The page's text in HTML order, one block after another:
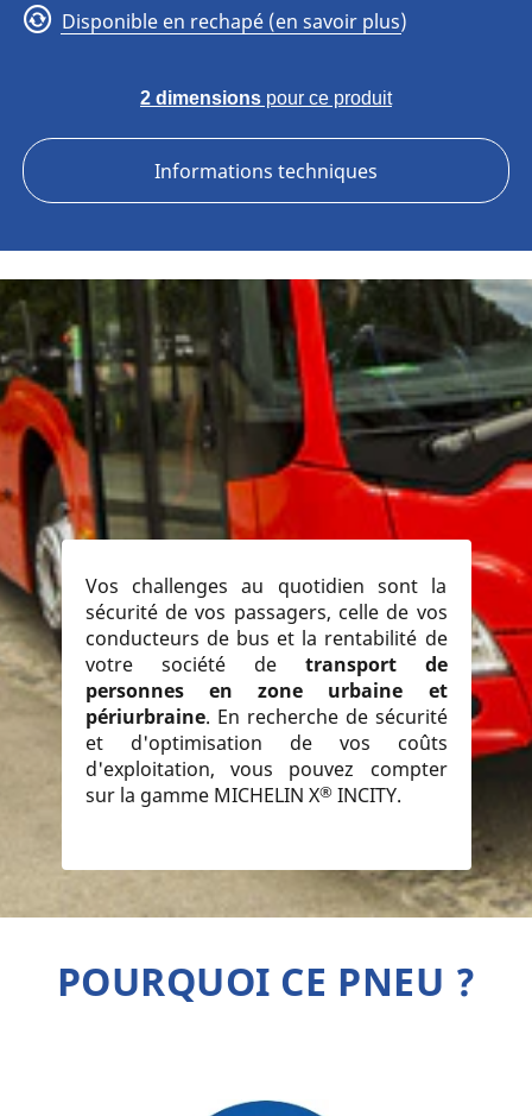
Disponible en rechapé (en savoir plus)
2 dimensions pour ce produit
Informations techniques
Vos challenges au quotidien sont la
sécurité de vos passagers, celle de vos
conducteurs de bus et la rentabilité de
votre société de transport de
personnes en zone urbaine et
périurbraine. En recherche de sécurité
et d'optimisation de vos coûts
d'exploitation, vous pouvez compter
sur la gamme MICHELIN X®INCITY.
POURQUOI CE PNEU ?